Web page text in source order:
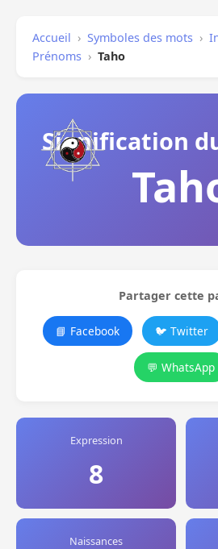
Accueil › Symboles des mots ›
Prénoms › Taho
Signification
Partager cette
📘 Facebook 🐦 Twitter
💬 WhatsApp
Expression
8
Naissances